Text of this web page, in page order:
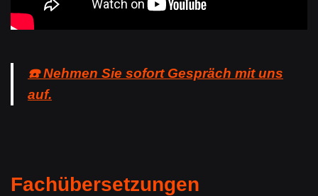
☎️ Nehmen Sie sofort Gespräch mit uns
auf.
Fachübersetzungen